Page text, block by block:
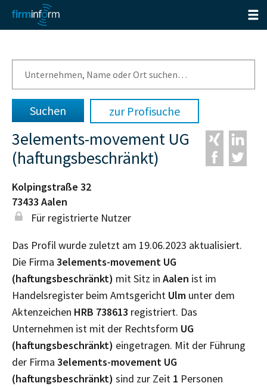
zur Profisuche
3elements-movement UG
(haftungsbeschränkt)
Kolpingstraße 32
73433 Aalen
Für registrierte Nutzer
Das Profil wurde zuletzt am 19.06.2023 aktualisiert.
Die Firma 3elements-movement UG
(haftungsbeschränkt) mit Sitz in Aalen ist im
Handelsregister beim Amtsgericht Ulm unter dem
Aktenzeichen HRB 738613 registriert. Das
Unternehmen ist mit der Rechtsform UG
(haftungsbeschränkt) eingetragen. Mit der Führung
der Firma 3elements-movement UG
(haftungsbeschränkt) sind zur Zeit 1 Personen